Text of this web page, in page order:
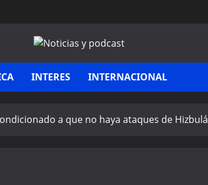
INTERES INTERNACIONAL
a que no haya ataques de Hizbulá